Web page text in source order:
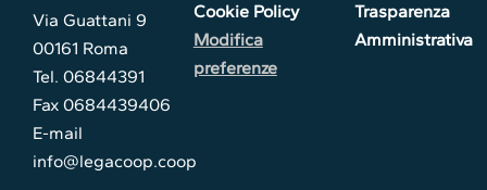
Via Guattani 9
00161 Roma
Tel. 06844391
Fax 0684439406
E-mail
info@legacoop.coop
Cookie Policy
Modifica
preferenze
Trasparenza
Amministrativa